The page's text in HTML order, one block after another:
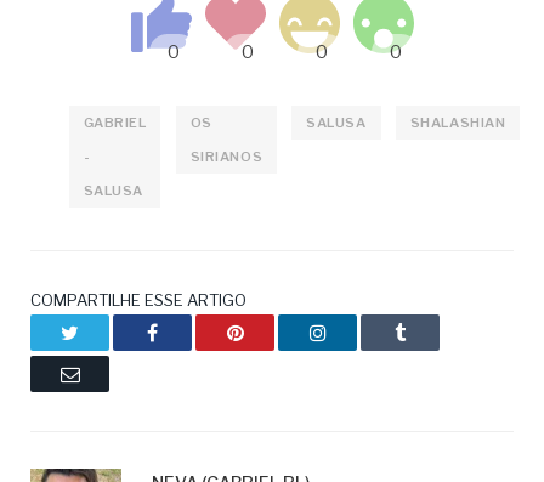
GABRIEL
-
SALUSA
OS
SIRIANOS
SALUSA SHALASHIAN
COMPARTILHE ESSE ARTIGO
Facebook Pinterest LinkedIn Tumblr
Email